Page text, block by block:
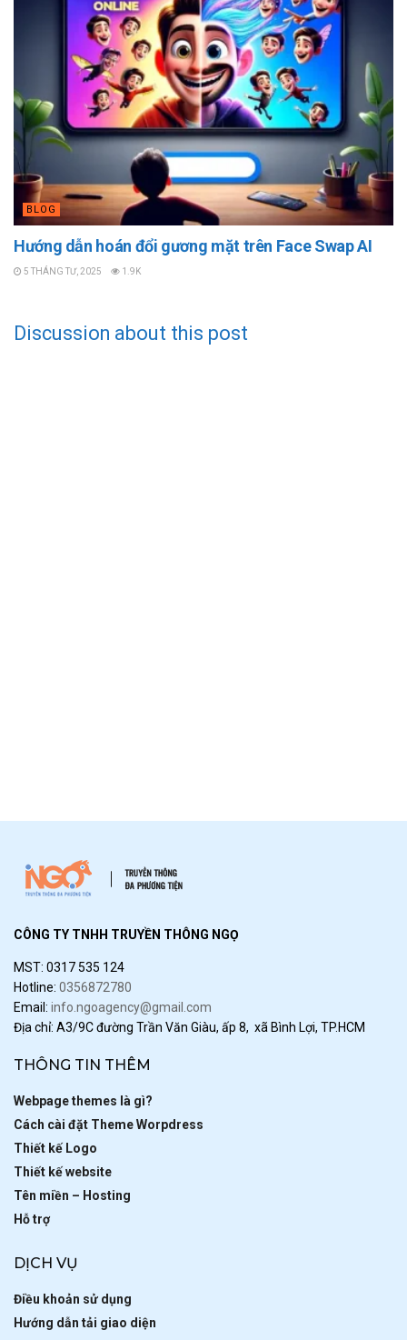
BLOG
Hướng dẫn hoán đổi gương mặt trên Face Swap AI
5 THÁNG TƯ, 2025 1.9K
Discussion about this post
CÔNG TY TNHH TRUYỀN THÔNG NGỌ
MST: 0317 535 124
Hotline: 0356872780
Email: info.ngoagency@gmail.com
Địa chỉ: A3/9C đường Trần Văn Giàu, ấp 8, xã Bình Lợi, TP.HCM
THÔNG TIN THÊM
Webpage themes là gì?
Cách cài đặt Theme Worpdress
Thiết kế Logo
Thiết kế website
Tên miền – Hosting
Hỗ trợ
DỊCH VỤ
Điều khoản sử dụng
Hướng dẫn tải giao diện